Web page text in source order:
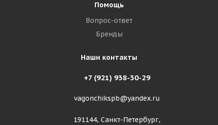
Помощь
Вопрос-ответ
Бренды
Наши контакты
+7 (921) 938-30-29
vagonchikspb@yandex.ru
191144, Санкт-Петербург,